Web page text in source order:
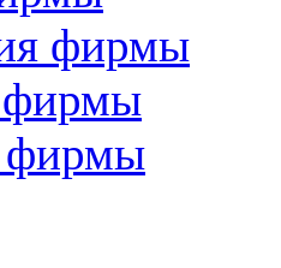
фирмы
фирмы
фирмы